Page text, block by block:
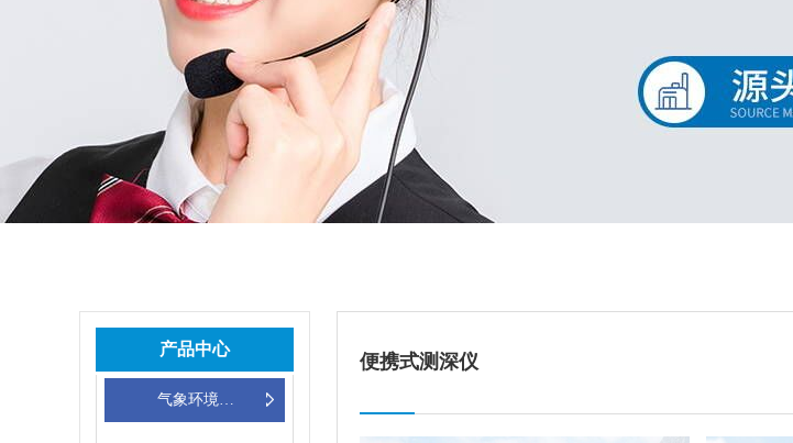
产品中心
气象环境监测站
便携式测深仪